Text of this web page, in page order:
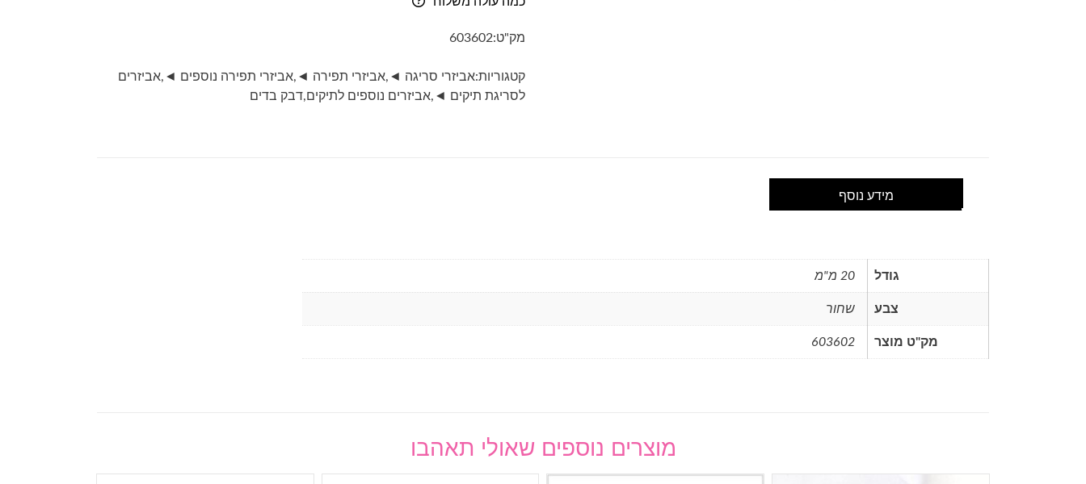
לתפירה מק"ט:603602
קטגוריות:אביזרי סריגה ◄ ,אביזרי תפירה ◄ ,אביזרי תפירה נוספים ◄ ,אביזרים
לסריגת תיקים ◄ ,אביזרים נוספים לתיקים,דבק בדים
מידע נוסף
גודל 20 מ"מ
צבע שחור
מק"ט מוצר 603602
מוצרים נוספים שאולי תאהבו